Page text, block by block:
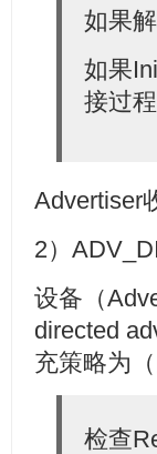
如果
如果
接过程
Advertiser
2）
设备（
directed
充策略为
检查